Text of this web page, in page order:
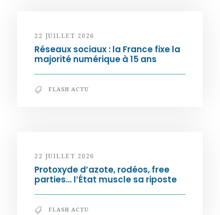
22 JUILLET 2026
Réseaux sociaux : la France fixe la
majorité numérique à 15 ans
FLASH ACTU
22 JUILLET 2026
Protoxyde d’azote, rodéos, free
parties… l’État muscle sa riposte
FLASH ACTU